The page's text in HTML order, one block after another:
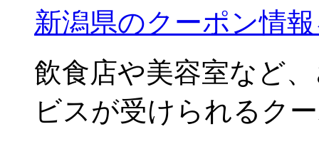
新潟県のクーポン情
飲食店や美容室など
ビスが受けられるク